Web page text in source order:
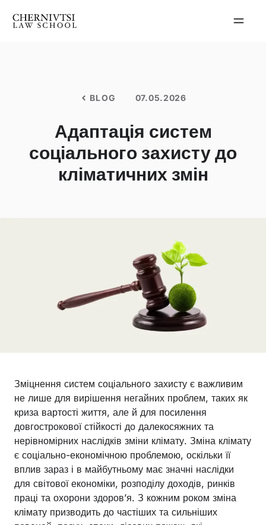
07.05.2026
BLOG
Адаптація систем
соціального захисту до
кліматичних змін
Зміцнення систем соціального захисту є важливим
не лише для вирішення негайних проблем, таких як
криза вартості життя, але й для посилення
довгострокової стійкості до далекосяжних та
нерівномірних наслідків зміни клімату. Зміна клімату
є соціально-економічною проблемою, оскільки її
вплив зараз і в майбутньому має значні наслідки
для світової економіки, розподілу доходів, ринків
праці та охорони здоров’я. З кожним роком зміна
клімату призводить до частіших та сильніших